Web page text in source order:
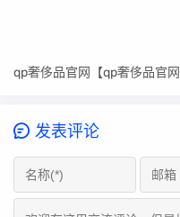
发表评论